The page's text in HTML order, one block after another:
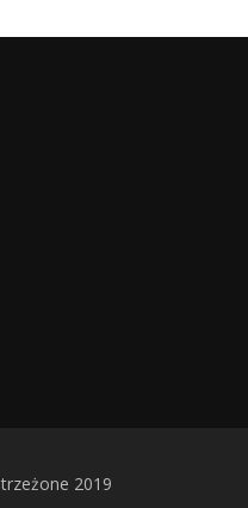
2019